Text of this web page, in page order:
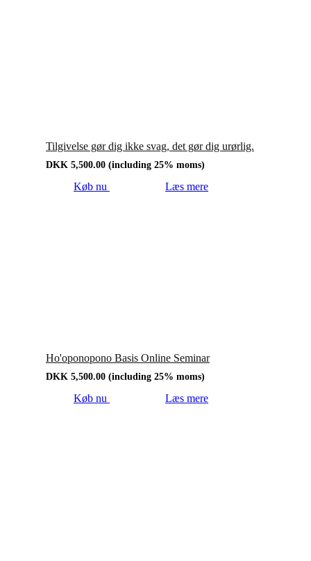
Tilgivelse gør dig ikke svag, det gør dig urørlig.
DKK 5,500.00 (including 25% moms)
Køb nu Læs mere
Ho'oponopono Basis Online Seminar
DKK 5,500.00 (including 25% moms)
Køb nu Læs mere